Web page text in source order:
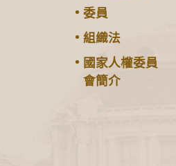
委員
組織法
國家人權委員
會簡介